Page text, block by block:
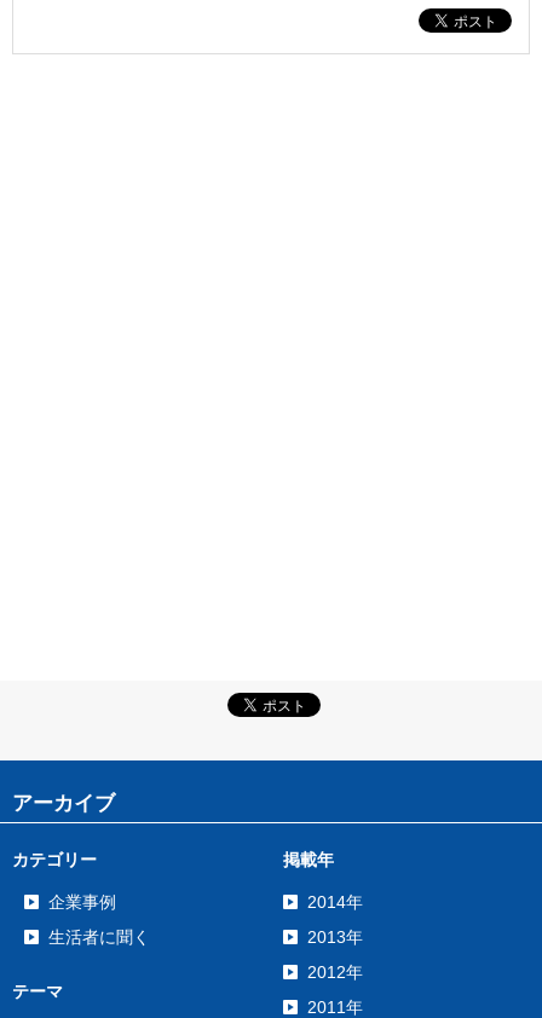
アーカイブ
カテゴリー
企業事例
生活者に聞く
テーマ
掲載年
2014年
2013年
2012年
2011年